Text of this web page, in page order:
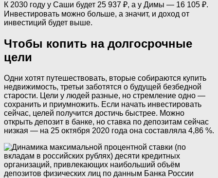
К 2030 году у Саши будет 25 937 ₽, а у Димы — 16 105 ₽.
Инвестировать можно больше, а значит, и доход от
инвестиций будет выше.
Чтобы копить на долгосрочные
цели
Одни хотят путешествовать, вторые собираются купить
недвижимость, третьи заботятся о будущей безбедной
старости. Цели у людей разные, но стремление одно —
сохранить и приумножить. Если начать инвестировать
сейчас, целей получится достичь быстрее. Можно
открыть депозит в банке, но ставка по депозитам сейчас
низкая — на 25 октября 2020 года она составляла 4,86 %.